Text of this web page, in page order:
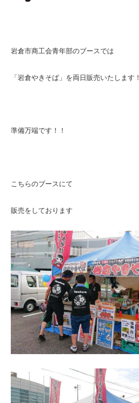
岩倉市商工会青年部のブースでは
「岩倉やきそば」を両日販売いたします！
準備万端です！！
こちらのブースにて
販売をしております